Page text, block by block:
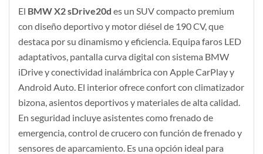
El BMW X2 sDrive20d es un SUV compacto premium
con diseño deportivo y motor diésel de 190 CV, que
destaca por su dinamismo y eficiencia. Equipa faros LED
adaptativos, pantalla curva digital con sistema BMW
iDrive y conectividad inalámbrica con Apple CarPlay y
Android Auto. El interior ofrece confort con climatizador
bizona, asientos deportivos y materiales de alta calidad.
En seguridad incluye asistentes como frenado de
emergencia, control de crucero con función de frenado y
sensores de aparcamiento. Es una opción ideal para